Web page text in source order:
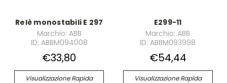
Relè monostabili E 297
Marchio: ABB
ID: ABBM094008
€33,80
Visualizzazione Rapida
E299-11
Marchio: ABB
ID: ABBM093998
€54,44
Visualizzazione Rapida